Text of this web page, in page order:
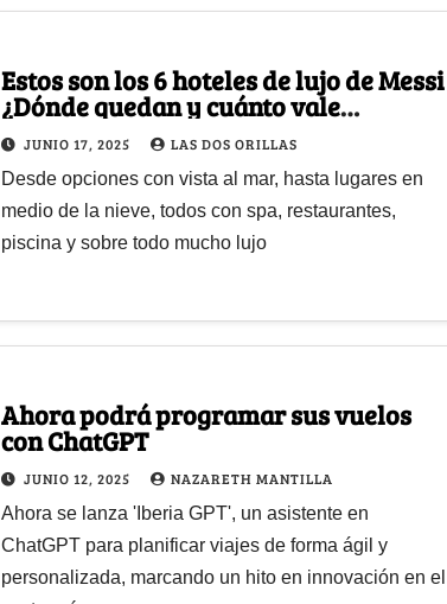
Estos son los 6 hoteles de lujo de Messi
¿Dónde quedan y cuánto vale
hospedarse?
JUNIO 17, 2025 LAS DOS ORILLAS
Desde opciones con vista al mar, hasta lugares en
medio de la nieve, todos con spa, restaurantes,
piscina y sobre todo mucho lujo
Ahora podrá programar sus vuelos
con ChatGPT
JUNIO 12, 2025 NAZARETH MANTILLA
Ahora se lanza 'Iberia GPT', un asistente en
ChatGPT para planificar viajes de forma ágil y
personalizada, marcando un hito en innovación en el